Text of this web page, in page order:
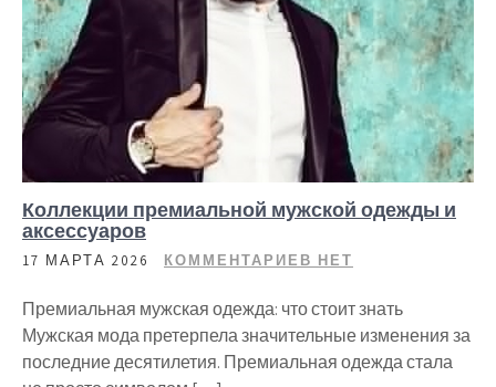
Коллекции премиальной мужской одежды и
аксессуаров
17 МАРТА 2026 КОММЕНТАРИЕВ НЕТ
Премиальная мужская одежда: что стоит знать
Мужская мода претерпела значительные изменения за
последние десятилетия. Премиальная одежда стала